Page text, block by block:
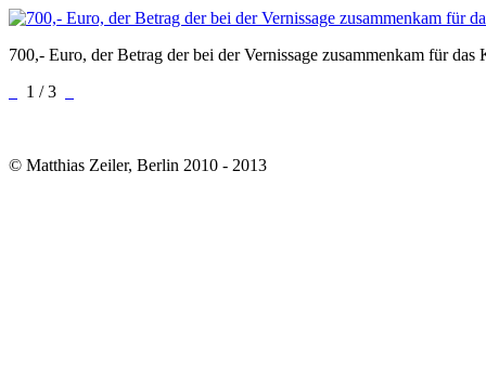
700,- Euro, der Betrag der bei der Vernissage zusammenkam für
1 / 3
© Matthias Zeiler, Berlin 2010 - 2013